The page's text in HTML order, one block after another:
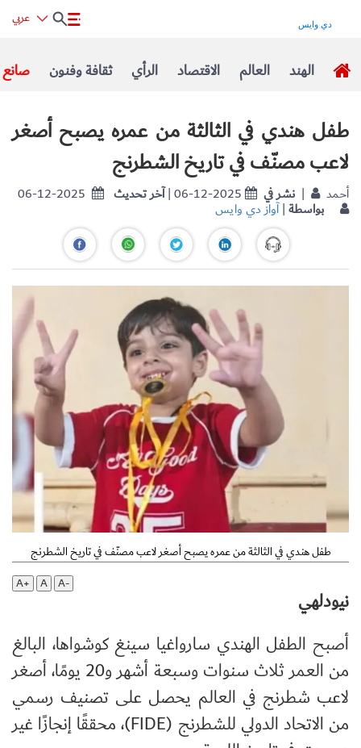
صانع ثقافة وفنون الرأي الاقتصاد العالم الهند
طفل هندي في الثالثة من عمره يصبح أصغر
لاعب مصنّف في تاريخ الشطرنج
06-12-2025 آخر تحديث| 06-12-2025 نشر في | أحمد
بواسطة|آواز دي وايس
طفل هندي في الثالثة من عمره يصبح أصغر لاعب مصنّف في تاريخ الشطرنج
A+
A A-
نيودلهي
أصبح الطفل الهندي سارواغيا سينغ كوشواها، البالغ
من العمر ثلاث سنوات وسبعة أشهر و20 يومًا، أصغر
لاعب شطرنج في العالم يحصل على تصنيف رسمي
من الاتحاد الدولي للشطرنج (FIDE)، محققًا إنجازًا غير